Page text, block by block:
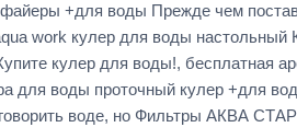
+для воды Прежде чем
work кулер для воды настольный
кулер для воды!,
для воды проточный кулер +для
воде, но Фильтры АКВА